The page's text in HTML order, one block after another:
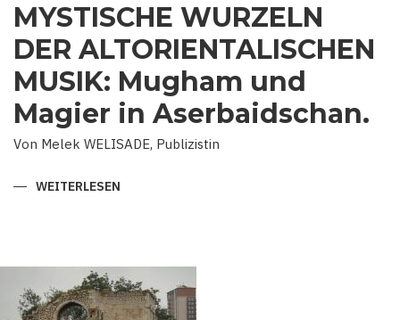
MYSTISCHE WURZELN
DER ALTORIENTALISCHEN
MUSIK: Mugham und
Magier in Aserbaidschan.
Von Melek WELISADE, Publizistin
WEITERLESEN
UND
MAGIER
IN
ASERBAIDSCHAN.